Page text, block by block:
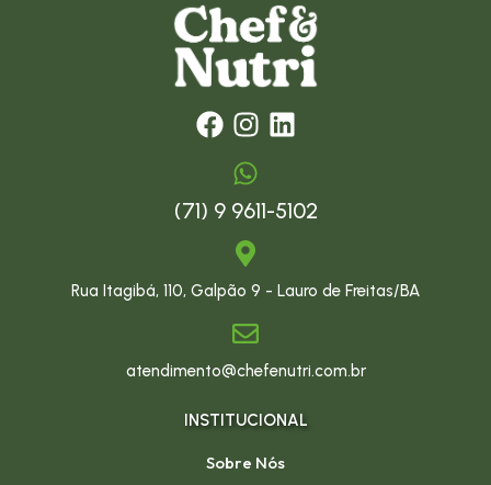
(71) 9 9611-5102
Rua Itagibá, 110, Galpão 9 - Lauro de Freitas/BA
atendimento@chefenutri.com.br
INSTITUCIONAL
Sobre Nós